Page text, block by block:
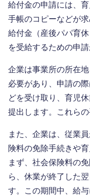
給付金の申請には、
手帳のコピーなどが
給付金（産後パパ育
を受給するための申請
企業は事業所の所在
必要があり、申請の
どを受け取り、育児
提出します。これら
また、企業は、従業
険料の免除手続きや
まず、社会保険料の
ら、休業が終了した
す。この期間中、給